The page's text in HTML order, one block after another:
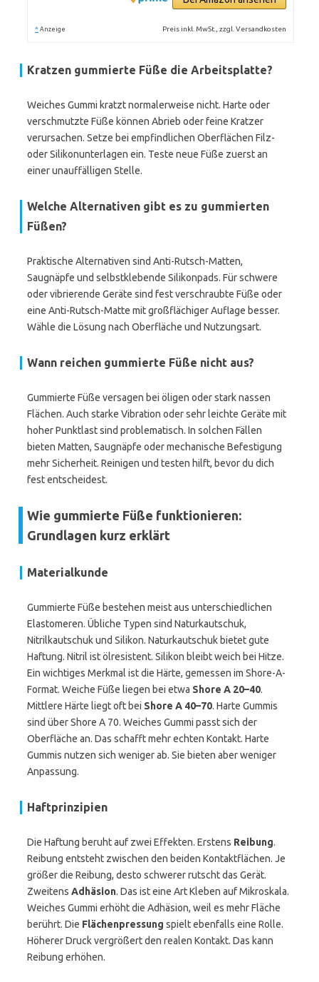
* Anzeige Preis inkl. MwSt., zzgl. Versandkosten
Kratzen gummierte Füße die Arbeitsplatte?
Weiches Gummi kratzt normalerweise nicht. Harte oder
verschmutzte Füße können Abrieb oder feine Kratzer
verursachen. Setze bei empfindlichen Oberflächen Filz-
oder Silikonunterlagen ein. Teste neue Füße zuerst an
einer unauffälligen Stelle.
Welche Alternativen gibt es zu gummierten
Füßen?
Praktische Alternativen sind Anti-Rutsch-Matten,
Saugnäpfe und selbstklebende Silikonpads. Für schwere
oder vibrierende Geräte sind fest verschraubte Füße oder
eine Anti-Rutsch-Matte mit großflächiger Auflage besser.
Wähle die Lösung nach Oberfläche und Nutzungsart.
Wann reichen gummierte Füße nicht aus?
Gummierte Füße versagen bei öligen oder stark nassen
Flächen. Auch starke Vibration oder sehr leichte Geräte mit
hoher Punktlast sind problematisch. In solchen Fällen
bieten Matten, Saugnäpfe oder mechanische Befestigung
mehr Sicherheit. Reinigen und testen hilft, bevor du dich
fest entscheidest.
Wie gummierte Füße funktionieren:
Grundlagen kurz erklärt
Materialkunde
Gummierte Füße bestehen meist aus unterschiedlichen
Elastomeren. Übliche Typen sind Naturkautschuk,
Nitrilkautschuk und Silikon. Naturkautschuk bietet gute
Haftung. Nitril ist ölresistent. Silikon bleibt weich bei Hitze.
Ein wichtiges Merkmal ist die Härte, gemessen im Shore-A-
Format. Weiche Füße liegen bei etwa Shore A 20–40.
Mittlere Härte liegt oft bei Shore A 40–70. Harte Gummis
sind über Shore A 70. Weiches Gummi passt sich der
Oberfläche an. Das schafft mehr echten Kontakt. Harte
Gummis nutzen sich weniger ab. Sie bieten aber weniger
Anpassung.
Haftprinzipien
Die Haftung beruht auf zwei Effekten. Erstens Reibung.
Reibung entsteht zwischen den beiden Kontaktflächen. Je
größer die Reibung, desto schwerer rutscht das Gerät.
Zweitens Adhäsion. Das ist eine Art Kleben auf Mikroskala.
Weiches Gummi erhöht die Adhäsion, weil es mehr Fläche
berührt. Die Flächenpressung spielt ebenfalls eine Rolle.
Höherer Druck vergrößert den realen Kontakt. Das kann
Reibung erhöhen.